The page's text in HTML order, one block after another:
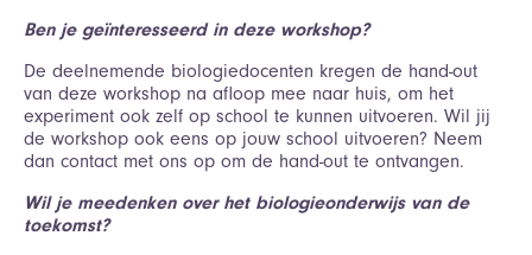
Ben je geïnteresseerd in deze workshop?
De deelnemende biologiedocenten kregen de hand-out
van deze workshop na afloop mee naar huis, om het
experiment ook zelf op school te kunnen uitvoeren. Wil jij
de workshop ook eens op jouw school uitvoeren? Neem
dan contact met ons op om de hand-out te ontvangen.
Wil je meedenken over het biologieonderwijs van de
toekomst?